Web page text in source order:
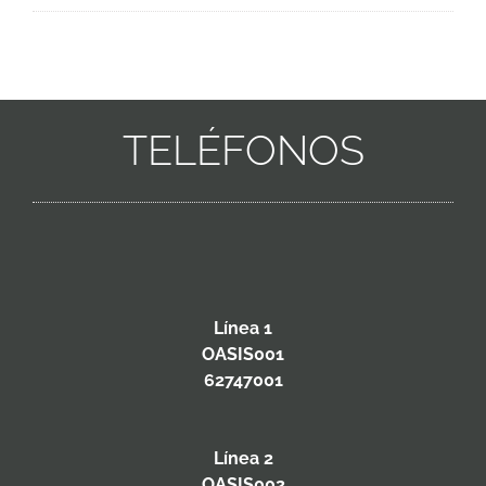
TELÉFONOS
Línea 1
OASIS001
62747001
Línea 2